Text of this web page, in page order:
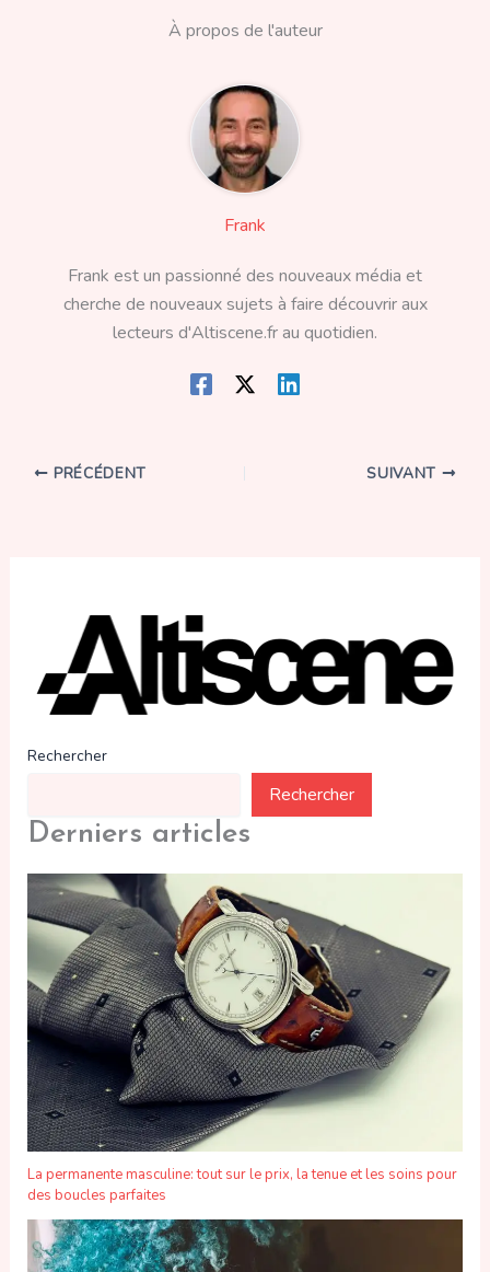
À propos de l'auteur
Frank
Frank est un passionné des nouveaux média et
cherche de nouveaux sujets à faire découvrir aux
lecteurs d'Altiscene.fr au quotidien.
PRÉCÉDENT SUIVANT
Rechercher
Rechercher
Derniers articles
La permanente masculine: tout sur le prix, la tenue et les soins pour
des boucles parfaites